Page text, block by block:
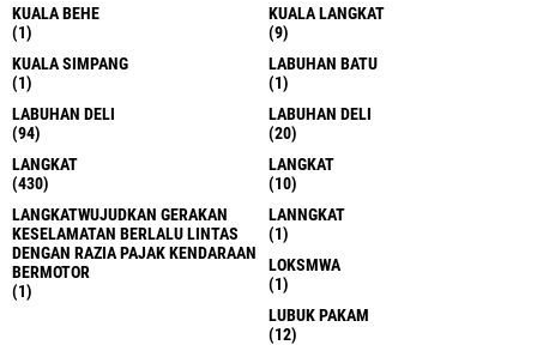
KUALA BEHE
(1)
KUALA LANGKAT
(9)
KUALA SIMPANG
(1)
LABUHAN BATU
(1)
LABUHAN DELI
(94)
LABUHAN DELI
(20)
LANGKAT
(430)
LANGKAT
(10)
LANGKATWUJUDKAN GERAKAN
KESELAMATAN BERLALU LINTAS
DENGAN RAZIA PAJAK KENDARAAN
BERMOTOR
(1)
LANNGKAT
(1)
LOKSMWA
(1)
LUBUK PAKAM
(12)